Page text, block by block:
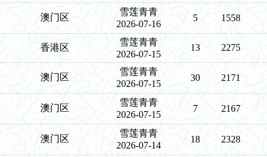
澳门区
雪莲青青
2026-07-16
5 1558
香港区
雪莲青青
2026-07-15
13 2275
澳门区
雪莲青青
2026-07-15
30 2171
澳门区
雪莲青青
2026-07-15
7 2167
澳门区
雪莲青青
2026-07-14
18 2328